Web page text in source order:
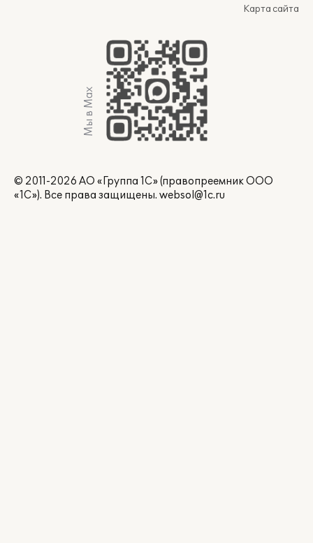
Карта сайта
Мы в Max
© 2011-2026 АО «Группа 1С» (правопреемник ООО
«1С»). Все права защищены. websol@1c.ru